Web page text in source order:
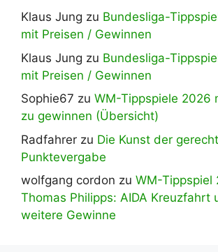
Klaus Jung zu Bundesliga-
mit Preisen / Gewinnen
Klaus Jung zu Bundesliga-
mit Preisen / Gewinnen
Sophie67 zu WM-Tippspiele 2026
zu gewinnen (Übersicht)
Radfahrer zu Die Kunst der
Punktevergabe
wolfgang cordon zu WM-Tippspiel
Thomas Philipps: AIDA Kreuzfahrt
weitere Gewinne